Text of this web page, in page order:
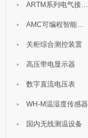
ARTM系列电气接点测温装置
AMC可编程智能电测表
关柜综合测控装置
高压带电显示器
数字直流电压表
WH-M温湿度传感器
国内无线测温设备